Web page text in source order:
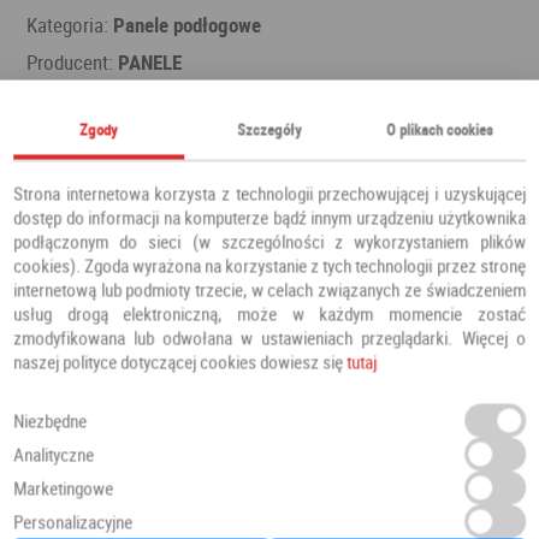
Kategoria: Panele podłogowe
Producent: PANELE
Polecamy również
Zgody Szczegóły O plikach cookies
Strona internetowa korzysta z technologii przechowującej i uzyskującej
dostęp do informacji na komputerze bądź innym urządzeniu użytkownika
podłączonym do sieci (w szczególności z wykorzystaniem plików
cookies). Zgoda wyrażona na korzystanie z tych technologii przez stronę
internetową lub podmioty trzecie, w celach związanych ze świadczeniem
usług drogą elektroniczną, może w każdym momencie zostać
zmodyfikowana lub odwołana w ustawieniach przeglądarki. Więcej o
naszej polityce dotyczącej cookies dowiesz siętutaj
Niezbędne
Analityczne
Marketingowe
Personalizacyjne